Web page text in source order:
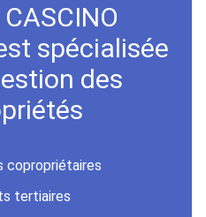
CASCINO
spécialisée
des
copropriétaires
tertiaires